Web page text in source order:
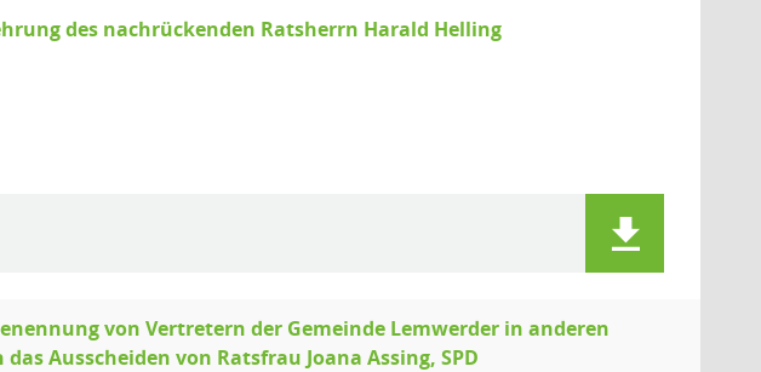
des nachrückenden Ratsherrn Harald Helling
von Vertretern der Gemeinde Lemwerder in anderen
Ausscheiden von Ratsfrau Joana Assing, SPD